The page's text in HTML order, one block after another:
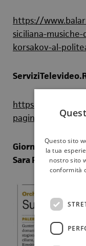
https://
siciliana-
korsakov-al-
https://
Giornale di
Sara Patera)
Questo sito
la tua
nostro sito
conformità